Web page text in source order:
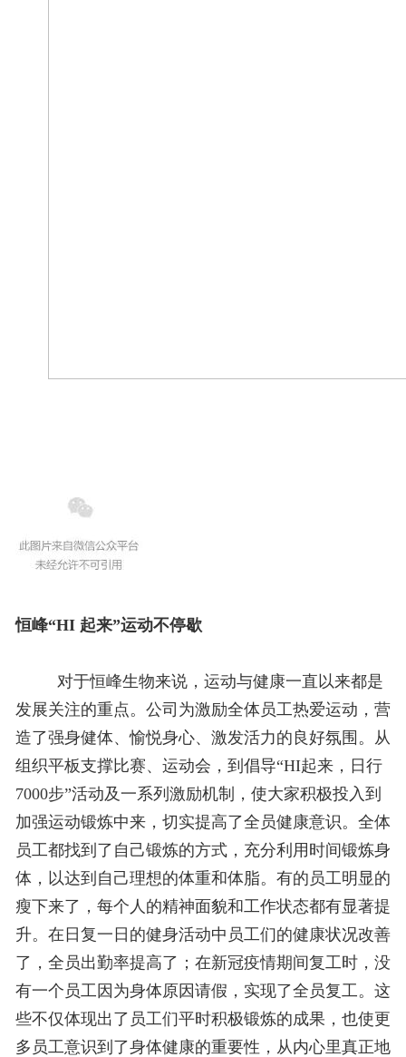
恒峰“HI 起来”运动不停歇
对于恒峰生物来说，运动与健康一直以来都是
发展关注的重点。 公司为激励全体员工热爱运动，营
造了强身健体、愉悦身心、激发活力的良好氛围。从
组织平板支撑比赛、运动会，到倡导“HI起来，日行
7000步”活动及一系列激励机制，使大家积极投入到
加强运动锻炼中来，切实提高了全员健康意识。全体
员工都找到了自己锻炼的方式，充分利用时间锻炼身
体，以达到自己理想的体重和体脂。有的员工明显的
瘦下来了，每个人的精神面貌和工作状态都有显著提
升。在日复一日的健身活动中员工们的健康状况改善
了，全员出勤率提高了；在新冠疫情期间复工时，没
有一个员工因为身体原因请假，实现了全员复工。这
些不仅体现出了员工们平时积极锻炼的成果，也使更
多员工意识到了身体健康的重要性，从内心里真正地